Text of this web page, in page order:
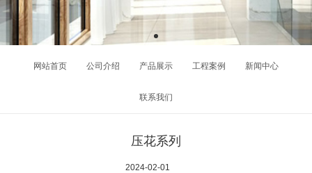
网站首页 公司介绍 产品展示 工程案例 新闻中心
联系我们
压花系列
2024-02-01